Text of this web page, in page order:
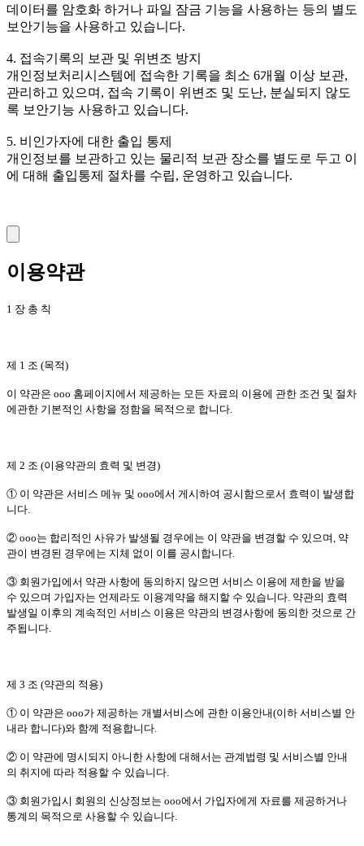
데이터를 암호화 하거나 파일 잠금 기능을 사용하는 등의 별도
보안기능을 사용하고 있습니다.
4. 접속기록의 보관 및 위변조 방지
개인정보처리시스템에 접속한 기록을 최소 6개월 이상 보관,
관리하고 있으며, 접속 기록이 위변조 및 도난, 분실되지 않도
록 보안기능 사용하고 있습니다.
5. 비인가자에 대한 출입 통제
개인정보를 보관하고 있는 물리적 보관 장소를 별도로 두고 이
에 대해 출입통제 절차를 수립, 운영하고 있습니다.
이용약관
1 장 총 칙
제 1 조 (목적)
이 약관은 ooo 홈페이지에서 제공하는 모든 자료의 이용에 관한 조건 및 절차
에관한 기본적인 사항을 정함을 목적으로 합니다.
제 2 조 (이용약관의 효력 및 변경)
① 이 약관은 서비스 메뉴 및 ooo에서 게시하여 공시함으로서 효력이 발생합
니다.
② ooo는 합리적인 사유가 발생될 경우에는 이 약관을 변경할 수 있으며, 약
관이 변경된 경우에는 지체 없이 이를 공시합니다.
③ 회원가입에서 약관 사항에 동의하지 않으면 서비스 이용에 제한을 받을
수 있으며 가입자는 언제라도 이용계약을 해지할 수 있습니다. 약관의 효력
발생일 이후의 계속적인 서비스 이용은 약관의 변경사항에 동의한 것으로 간
주됩니다.
제 3 조 (약관의 적용)
① 이 약관은 ooo가 제공하는 개별서비스에 관한 이용안내(이하 서비스별 안
내라 합니다)와 함께 적용합니다.
② 이 약관에 명시되지 아니한 사항에 대해서는 관계법령 및 서비스별 안내
의 취지에 따라 적용할 수 있습니다.
③ 회원가입시 회원의 신상정보는 ooo에서 가입자에게 자료를 제공하거나
통계의 목적으로 사용할 수 있습니다.